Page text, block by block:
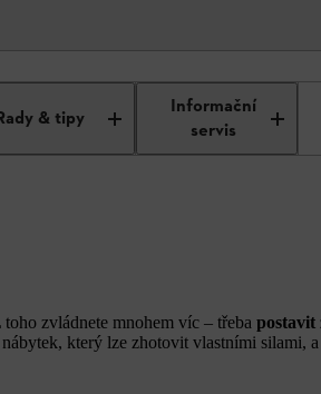
& tipy
Informační
servis
zvládnete mnohem víc – třebapostavit
který lze zhotovit vlastními silami,